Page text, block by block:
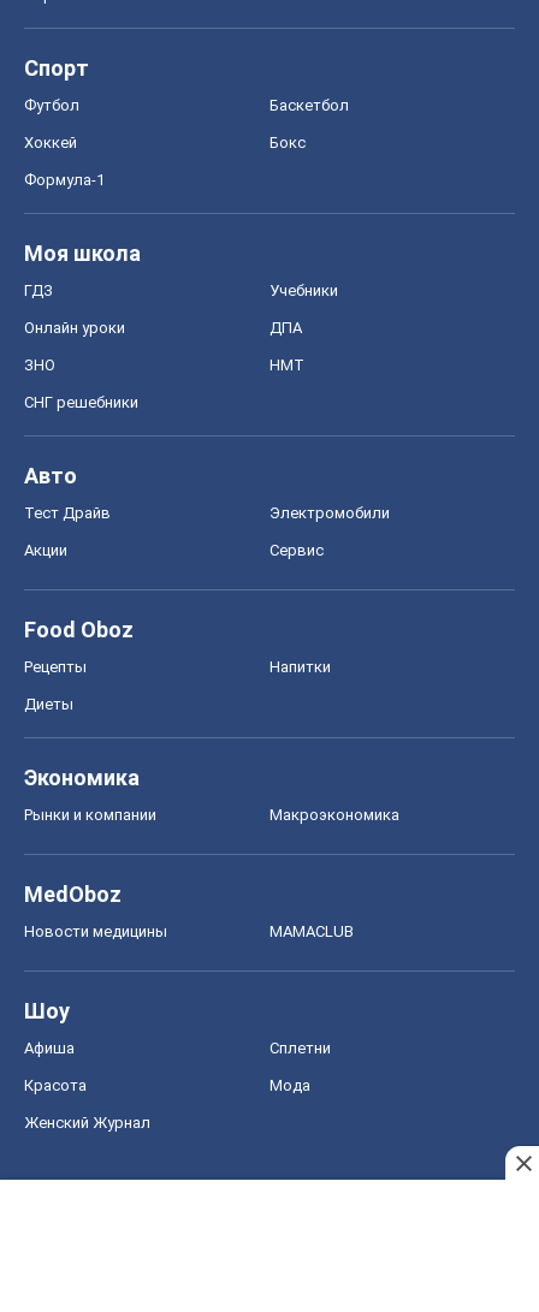
Спорт
Футбол Баскетбол
Хоккей Бокс
Формула-1
Моя школа
ГДЗ Учебники
Онлайн уроки ДПА
ЗНО НМТ
СНГ решебники
Авто
Тест Драйв Электромобили
Акции Сервис
Food Oboz
Рецепты Напитки
Диеты
Экономика
Рынки и компании Mакроэкономика
MedOboz
Новости медицины MAMACLUB
Шоу
Афиша Сплетни
Красота Мода
Женский Журнал